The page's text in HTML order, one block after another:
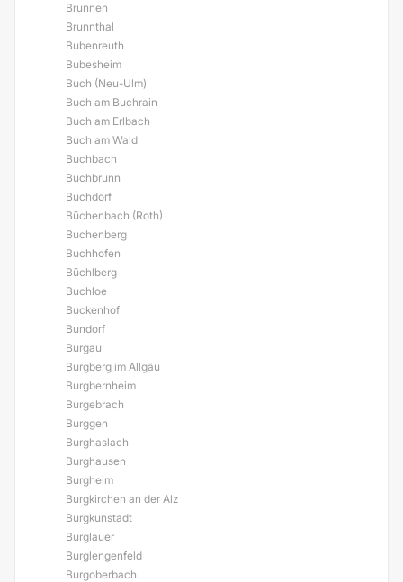
Brunnen
Brunnthal
Bubenreuth
Bubesheim
Buch (Neu-Ulm)
Buch am Buchrain
Buch am Erlbach
Buch am Wald
Buchbach
Buchbrunn
Buchdorf
Büchenbach (Roth)
Buchenberg
Buchhofen
Büchlberg
Buchloe
Buckenhof
Bundorf
Burgau
Burgberg im Allgäu
Burgbernheim
Burgebrach
Burggen
Burghaslach
Burghausen
Burgheim
Burgkirchen an der Alz
Burgkunstadt
Burglauer
Burglengenfeld
Burgoberbach